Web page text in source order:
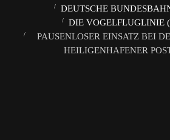
DEUTSCHE
DIE VOGELFLUGLINIE
PAUSENLOSER EINSATZ BEI
HEILIGENHAFENER